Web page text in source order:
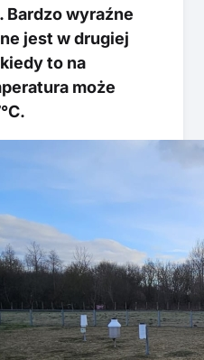
Bardzo wyraźne
jest w drugiej
to na
może